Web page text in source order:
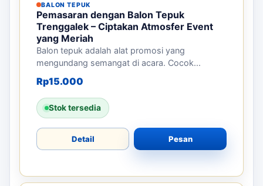
BALON TEPUK
Pemasaran dengan Balon Tepuk
Trenggalek – Ciptakan Atmosfer Event
yang Meriah
Balon tepuk adalah alat promosi yang
mengundang semangat di acara. Cocok...
Rp15.000
Stok tersedia
Detail Pesan